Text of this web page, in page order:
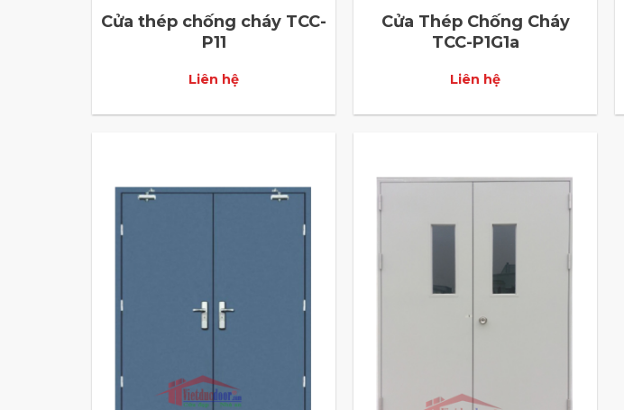
Cửa thép chống cháy TCC-
P11
Liên hệ
Cửa Thép Chống Cháy
TCC-P1G1a
Liên hệ